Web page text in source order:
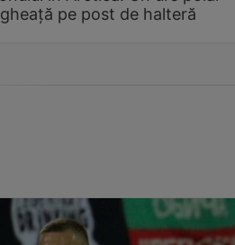
pe post de halteră